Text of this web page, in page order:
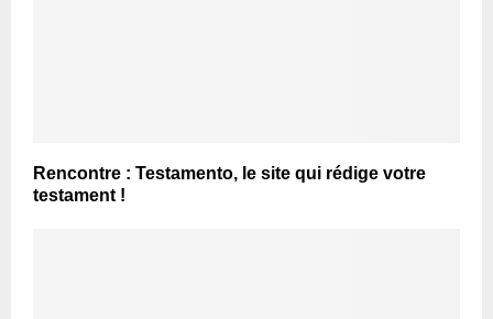
Rencontre : Testamento, le site qui rédige votre
testament !